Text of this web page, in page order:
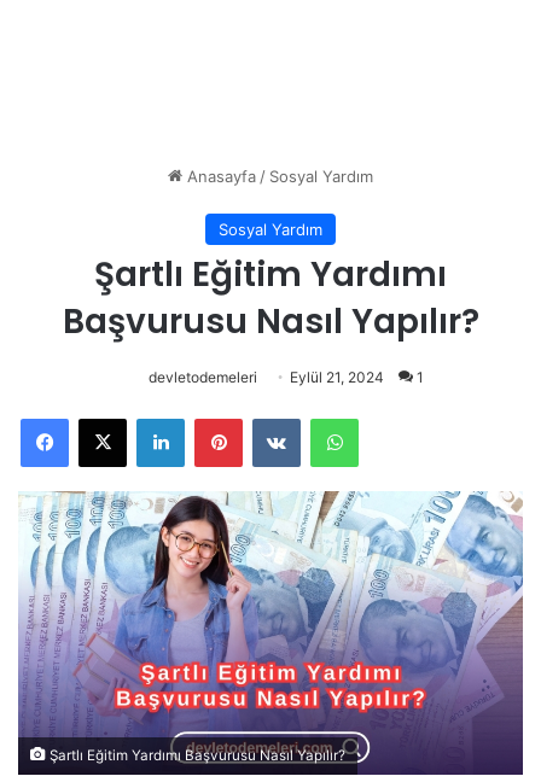
Anasayfa/ Sosyal Yardım
Sosyal Yardım
Şartlı Eğitim Yardımı
Başvurusu Nasıl Yapılır?
devletodemeleri Eylül 21, 2024 1
Şartlı Eğitim Yardımı Başvurusu Nasıl Yapılır?